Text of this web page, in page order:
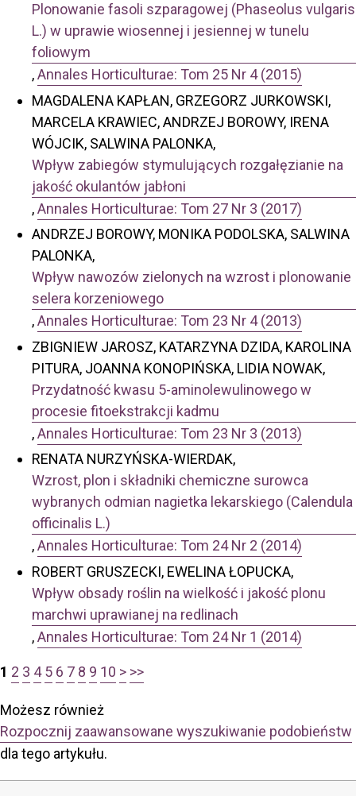
Plonowanie fasoli szparagowej (Phaseolus vulgaris
L.) w uprawie wiosennej i jesiennej w tunelu
foliowym
,Annales Horticulturae: Tom 25 Nr 4 (2015)
MAGDALENA KAPŁAN, GRZEGORZ JURKOWSKI,
MARCELA KRAWIEC, ANDRZEJ BOROWY, IRENA
WÓJCIK, SALWINA PALONKA,
Wpływ zabiegów stymulujących rozgałęzianie na
jakość okulantów jabłoni
,Annales Horticulturae: Tom 27 Nr 3 (2017)
ANDRZEJ BOROWY, MONIKA PODOLSKA, SALWINA
PALONKA,
Wpływ nawozów zielonych na wzrost i plonowanie
selera korzeniowego
,Annales Horticulturae: Tom 23 Nr 4 (2013)
ZBIGNIEW JAROSZ, KATARZYNA DZIDA, KAROLINA
PITURA, JOANNA KONOPIŃSKA, LIDIA NOWAK,
Przydatność kwasu 5-aminolewulinowego w
procesie fitoekstrakcji kadmu
,Annales Horticulturae: Tom 23 Nr 3 (2013)
RENATA NURZYŃSKA-WIERDAK,
Wzrost, plon i składniki chemiczne surowca
wybranych odmian nagietka lekarskiego (Calendula
officinalis L.)
,Annales Horticulturae: Tom 24 Nr 2 (2014)
ROBERT GRUSZECKI, EWELINA ŁOPUCKA,
Wpływ obsady roślin na wielkość i jakość plonu
marchwi uprawianej na redlinach
,Annales Horticulturae: Tom 24 Nr 1 (2014)
1 2 3 4 5 6 7 8 9 10 > >>
Możesz również
Rozpocznij zaawansowane wyszukiwanie podobieństw
dla tego artykułu.